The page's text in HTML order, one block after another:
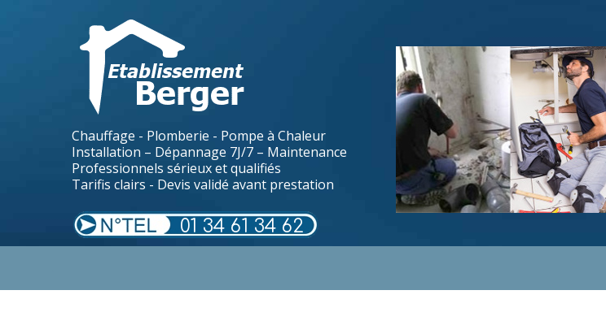
Chauffage - Plomberie - Pompe à Chaleur
Installation – Dépannage 7J/7 – Maintenance
Professionnels sérieux et qualifiés
Tarifis clairs - Devis validé avant prestation
01 34 61 34 62